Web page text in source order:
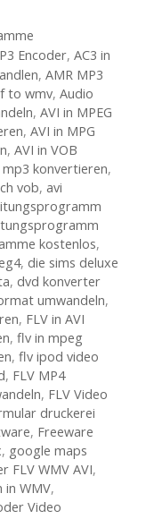
Encoder, AC3 in
, AMR MP3
to wmv, Audio
, AVI in MPEG
, AVI in MPG
, AVI in VOB
mp3 konvertieren,
vob, avi
kostenlos,
, die sims deluxe
, dvd konverter
umwandeln,
, FLV in AVI
, flv in mpeg
, flv ipod video
, FLV MP4
, FLV Video
druckerei
, Freeware
, google maps
FLV WMV AVI,
in WMV,
Video